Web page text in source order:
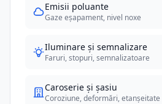
Emisii poluante
Gaze eșapament, nivel noxe
Iluminare și semnalizare
Faruri, stopuri, semnalizatoare
Caroserie și șasiu
Coroziune, deformări, etanșeitate